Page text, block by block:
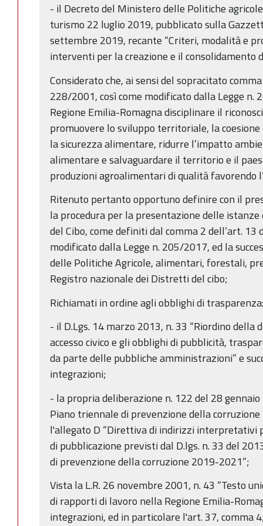
- il Decreto del Ministero delle Politiche
turismo 22 luglio 2019, pubblicato sulla
settembre 2019, recante “Criteri, modalità e
interventi per la creazione e il consolidamento
Considerato che, ai sensi del sopracitato
228/2001, così come modificato dalla Legge n.
Regione Emilia-Romagna disciplinare il
promuovere lo sviluppo territoriale, la coesione
la sicurezza alimentare, ridurre l’impatto
alimentare e salvaguardare il territorio e il
produzioni agroalimentari di qualità favorendo
Ritenuto pertanto opportuno definire con il
la procedura per la presentazione delle
del Cibo, come definiti dal comma 2 dell’art. 13
modificato dalla Legge n. 205/2017, ed la
delle Politiche Agricole, alimentari, forestali,
Registro nazionale dei Distretti del cibo;
Richiamati in ordine agli obblighi di trasparenza:
- il D.Lgs. 14 marzo 2013, n. 33 “Riordino
accesso civico e gli obblighi di pubblicità,
da parte delle pubbliche amministrazioni” e
integrazioni;
- la propria deliberazione n. 122 del 28
Piano triennale di prevenzione della
l'allegato D “Direttiva di indirizzi interpretativi
di pubblicazione previsti dal D.lgs. n. 33 del
di prevenzione della corruzione 2019-2021”;
Vista la L.R. 26 novembre 2001, n. 43 “Testo
di rapporti di lavoro nella Regione Emilia-
integrazioni, ed in particolare l'art. 37, comma